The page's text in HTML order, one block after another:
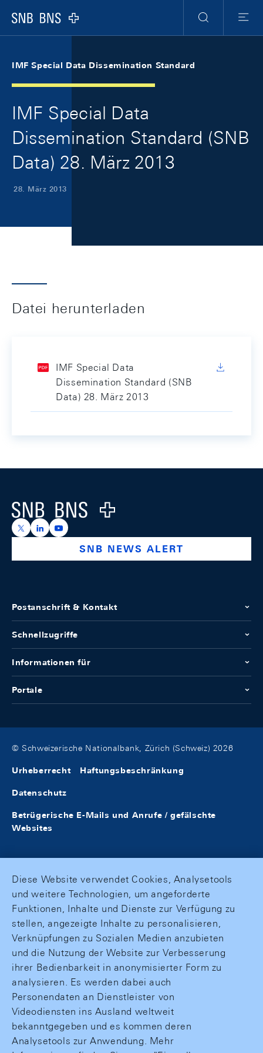
Logo
Suche
Menu
IMF Special Data Dissemination Standard
IMF Special Data
Dissemination Standard (SNB
Data) 28. März 2013
28. März 2013
Datei herunterladen
IMF Special Data
Dissemination Standard (SNB
Data) 28. März 2013
Logo
https://x.com/snb_bns
https://ch.linkedin.com/company/swiss-national-
https://www.youtube.com/@swissnationalbank
SNB NEWS ALERT
Postanschrift & Kontakt
Schnellzugriffe
Informationen für
Portale
© Schweizerische Nationalbank, Zürich (Schweiz) 2026
Urheberrecht Haftungsbeschränkung
Datenschutz
Betrügerische E-Mails und Anrufe / gefälschte
Websites
Diese Website verwendet Cookies, Analysetools
und weitere Technologien, um angeforderte
Funktionen, Inhalte und Dienste zur Verfügung zu
stellen, angezeigte Inhalte zu personalisieren,
Verknüpfungen zu Sozialen Medien anzubieten
und die Nutzung der Website zur Verbesserung
ihrer Bedienbarkeit in anonymisierter Form zu
analysieren. Es werden dabei auch
Personendaten an Dienstleister von
Videodiensten ins Ausland weltweit
bekanntgegeben und es kommen deren
Analysetools zur Anwendung. Mehr